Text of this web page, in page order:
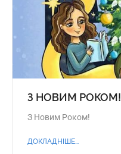
З НОВИМ РОКОМ!
З Новим Роком!
ДОКЛАДНІШЕ...